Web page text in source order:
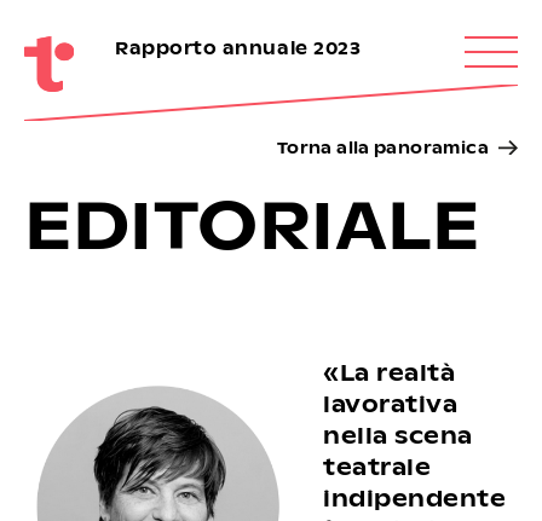
Rapporto annuale 2023
EDITORIALE
Torna alla panoramica
«La realtà
lavorativa
nella scena
teatrale
indipendente